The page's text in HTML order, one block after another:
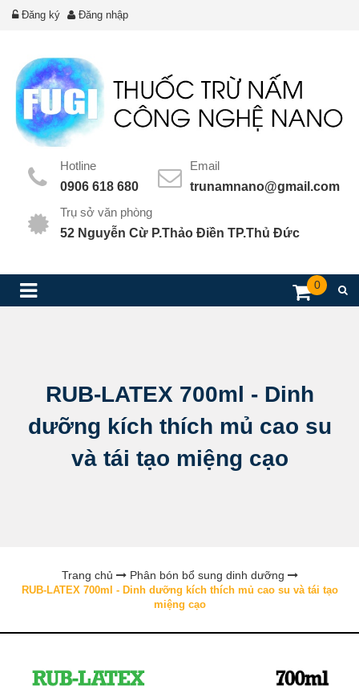
Đăng ký Đăng nhập
Hotline
0906 618 680
Email
trunamnano@gmail.com
Trụ sở văn phòng
52 Nguyễn Cừ P.Thảo Điền TP.Thủ Đức
0
RUB-LATEX 700ml - Dinh
dưỡng kích thích mủ cao su
và tái tạo miệng cạo
Trang chủ Phân bón bổ sung dinh dưỡng
RUB-LATEX 700ml - Dinh dưỡng kích thích mủ cao su và tái tạo
miệng cạo